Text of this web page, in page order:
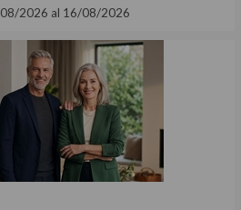
2026 al 16/08/2026